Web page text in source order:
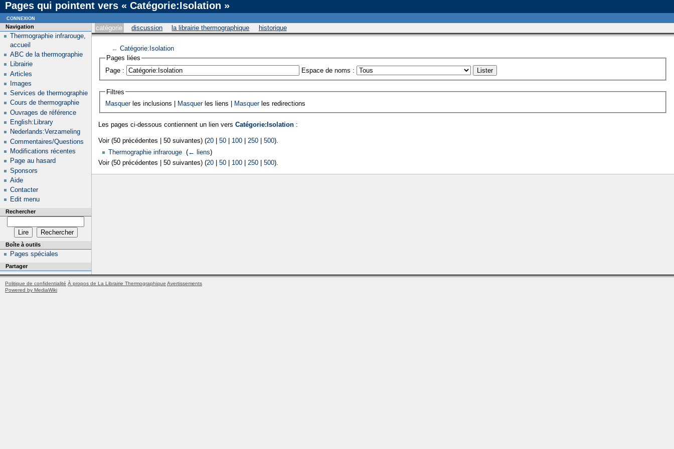
Pages qui pointent vers « Catégorie:Isolation »
catégorie discussion la librairie thermographique historique
← Catégorie:Isolation
Pages liées
Page :
Espace de noms :
Filtres
Masquerles inclusions | Masquerles liens | Masquerles redirections
Les pages ci-dessous contiennent un lien vers Catégorie:Isolation :
Voir (50 précédentes | 50 suivantes) (20 50 100 250 500).
Thermographie infrarouge‎ (← liens)
Voir (50 précédentes | 50 suivantes) (20 | 50 | 100 | 250 | 500).
Navigation
Thermographie infrarouge,
accueil
ABC de la thermographie
Librairie
Articles
Images
Services de thermographie
Cours de thermographie
Ouvrages de référence
English:Library
Nederlands:Verzameling
Commentaires/Questions
Modifications récentes
Page au hasard
Sponsors
Aide
Contacter
Edit menu
Rechercher
Boîte à outils
Pages spéciales
Partager
connexion
Politique de confidentialité À propos de La Librairie Thermographique Avertissements
Powered by MediaWiki